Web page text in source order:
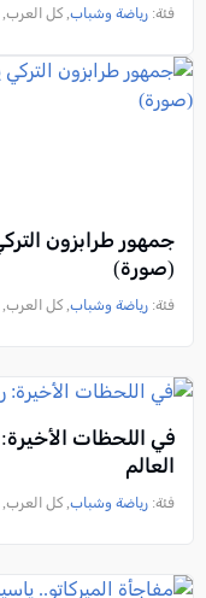
فئة: رياضة وشباب, كل العرب, 2026-08-02 17:00:34
جمهور طرابزون
(صورة)
فئة: رياضة وشباب, كل العرب, 2026-08-02 09:02:07
في اللحظات
العالم
فئة: رياضة وشباب, كل العرب, 2026-08-01 08:32:19